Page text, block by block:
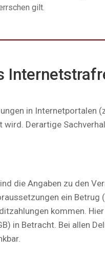
gilt.
in Internetportalen
Derartige
die Angaben zu den
ein
kommen.
in Betracht. Bei allen